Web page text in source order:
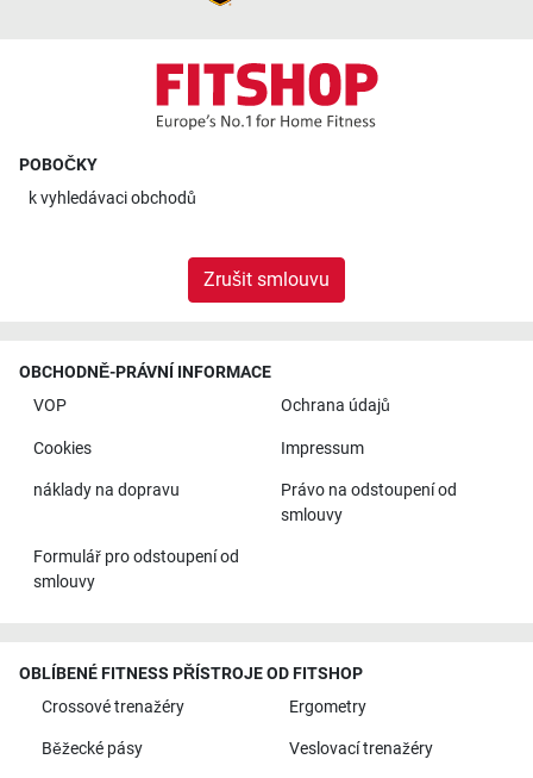
POBOČKY
kvyhledávaci obchodů
Zrušit smlouvu
OBCHODNĚ-PRÁVNÍ INFORMACE
VOP
Ochrana údajů
Cookies Impressum
náklady na dopravu
Právo na odstoupení od
smlouvy
Formulář pro odstoupení od
smlouvy
OBLÍBENÉ FITNESS PŘÍSTROJE OD FITSHOP
Crossové trenažéry
Ergometry
Běžecké pásy Veslovací trenažéry